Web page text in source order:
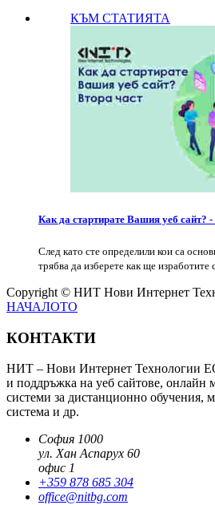
КЪМ СТАТИЯТА
Как да стартирате Вашия уеб сайт?
След като сте определили кои са
трябва да изберете как ще изработите
Copyright © НИТ Нови Интернет
НАЧАЛОТО
КОНТАКТИ
НИТ – Нови Интернет Технологии
и поддръжка на уеб сайтове, онлайн
системи за дистанционно обучения,
система и др.
София 1000
ул. Хан Аспарух 60
офис 1
+359 878 685 304
office@nitbg.com